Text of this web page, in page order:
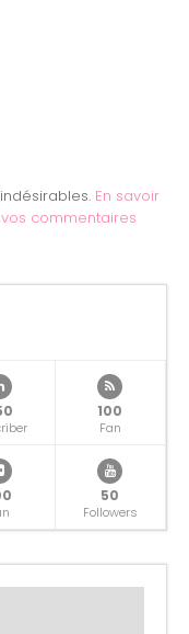
En savoir
commentaires
100
Fan
50
Followers